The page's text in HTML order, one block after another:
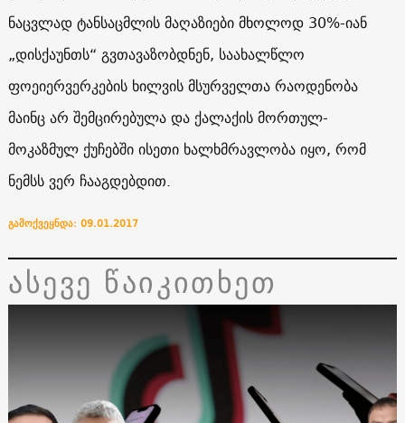
ნაცვლად ტანსაცმლის მაღაზიები მხოლოდ 30%-იან
„დისქაუნთს“ გვთავაზობდნენ, საახალწლო
ფოეიერვერკების ხილვის მსურველთა რაოდენობა
მაინც არ შემცირებულა და ქალაქის მორთულ-
მოკაზმულ ქუჩებში ისეთი ხალხმრავლობა იყო, რომ
ნემსს ვერ ჩააგდებდით.
გამოქვეყნდა: 09.01.2017
ასევე წაიკითხეთ